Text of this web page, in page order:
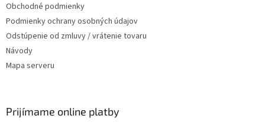
Obchodné podmienky
Podmienky ochrany osobných údajov
Odstúpenie od zmluvy / vrátenie tovaru
Návody
Mapa serveru
Prijímame online platby